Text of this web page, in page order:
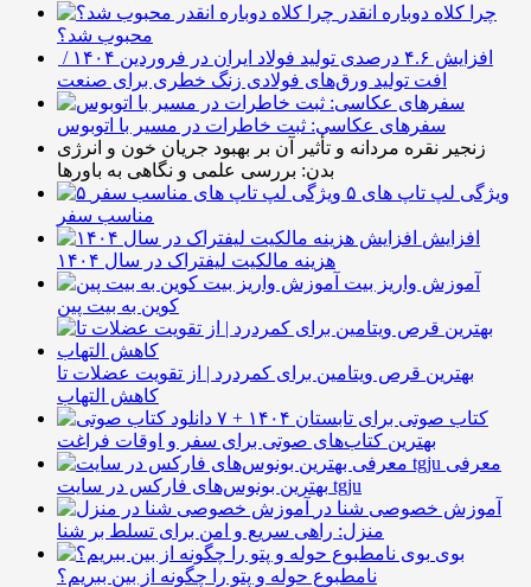
چرا کلاه دوباره انقدر
محبوب شد؟
افزایش ۴.۶ درصدی تولید فولاد ایران در فروردین ۱۴۰۴ /
افت تولید ورق‌های فولادی زنگ خطری برای صنعت
سفرهای عکاسی: ثبت خاطرات در مسیر با اتوبوس
زنجیر نقره مردانه و تأثیر آن بر بهبود جریان خون و انرژی
بدن: بررسی علمی و نگاهی به باورها
۵ ویژگی لپ تاپ های
مناسب سفر
افزایش
هزینه مالکیت لیفتراک در سال ۱۴۰۴
آموزش واریز بیت
کوین به بیت پین
بهترین قرص ویتامین برای کمردرد | از تقویت عضلات تا
کاهش التهاب
۷ کتاب صوتی برای تابستان ۱۴۰۴ +
بهترین کتاب‌های صوتی برای سفر و اوقات فراغت
معرفی
بهترین بونوس‌های فارکس در سایت tgju
آموزش خصوصی شنا در
منزل: راهی سریع و امن برای تسلط بر شنا
بوی
نامطبوع حوله و پتو را چگونه از بین ببریم؟